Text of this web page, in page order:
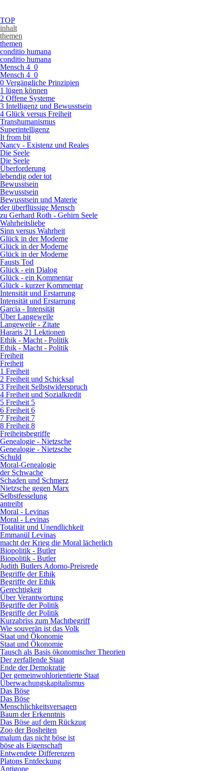
TOP
inhalt
themen
themen
conditio humana
conditio humana
Mensch 4_0
Mensch 4_0
0 Vergängliche Prinzipien
1 lügen können
2 Offene Systeme
3 Intelligenz und Bewusstsein
4 Glück versus Freiheit
Transhumanismus
Superintelligenz
It from bit
Nancy - Existenz und Reales
Die Seele
Die Seele
Überforderung
lebendig oder tot
Bewusstsein
Bewusstsein
Bewusstsein und Materie
der überflüssige Mensch
zu Gerhard Roth - Gehirn Seele
Wahrheitsliebe
Sinn versus Wahrheit
Glück in der Moderne
Glück in der Moderne
Glück in der Moderne
Fausts Tod
Glück - ein Dialog
Glück - ein Kommentar
Glück - kurzer Kommentar
Intensität und Erstarrung
Intensität und Erstarrung
Garcia - Intensität
Über Langeweile
Langeweile - Zitate
Hararis 21 Lektionen
Ethik - Macht - Politik
Ethik - Macht - Politik
Freiheit
Freiheit
1 Freiheit
2 Freiheit und Schicksal
3 Freiheit Selbstwiderspruch
4 Freiheit und Sozialkredit
5 Freiheit 5
6 Freiheit 6
7 Freiheit 7
8 Freiheit 8
Freiheitsbegriffe
Genealogie - Nietzsche
Genealogie - Nietzsche
Schuld
Moral-Genealogie
der Schwache
Schaden und Schmerz
Nietzsche gegen Marx
Selbstfesselung
antreibt
Moral - Levinas
Moral - Levinas
Totalität und Unendlichkeit
Emmanül Levinas
macht der Krieg die Moral lächerlich
Biopolitik - Butler
Biopolitik - Butler
Judith Butlers Adorno-Preisrede
Begriffe der Ethik
Begriffe der Ethik
Gerechtigkeit
Über Verantwortung
Begriffe der Politik
Begriffe der Politik
Kurzabriss zum Machtbegriff
Wie souverän ist das Volk
Staat und Ökonomie
Staat und Ökonomie
Tausch als Basis ökonomischer Theorien
Der zerfallende Staat
Ende der Demokratie
Der gemeinwohlorientierte Staat
Überwachungskapitalismus
Das Böse
Das Böse
Menschlichkeitsversagen
Baum der Erkenntnis
Das Böse auf dem Rückzug
Zoo der Bosheiten
malum das nicht böse ist
böse als Eigenschaft
Entwendete Differenzen
Platons Entdeckung
Antigone